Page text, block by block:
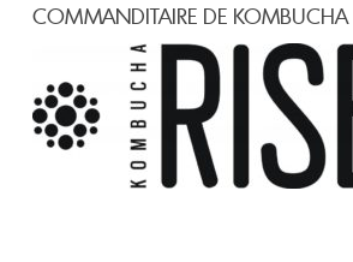
COMMANDITAIRE DE KOMBUCHA